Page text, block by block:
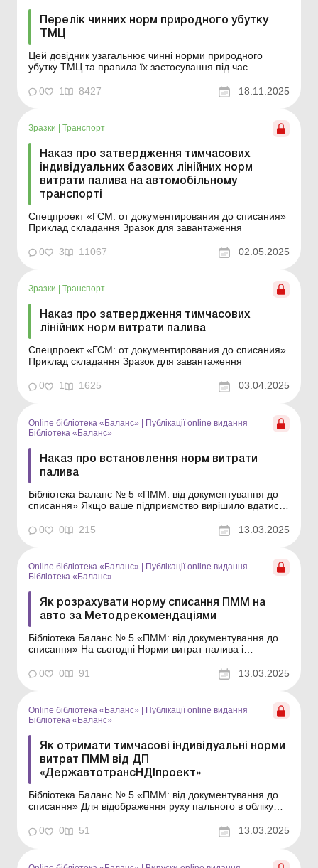
Перелік чинних норм природного убутку
ТМЦ
Цей довідник узагальнює чинні норми природного
убутку ТМЦ та правила їх застосування під час
Природний убуток товарно-матеріальних цінностей
(ТМЦ) – це зменшення їх кількості (маси), що
...
0 1 8427 18.11.2025
Зразки Транспорт
Наказ про затвердження тимчасових
індивідуальних базових лінійних норм
витрати палива на автомобільному
транспорті
Спецпроект «ГСМ: от документирования до списания»
Приклад складання Зразок для завантаження
0 3 11067 02.05.2025
Зразки Транспорт
Наказ про затвердження тимчасових
лінійних норм витрати палива
Спецпроект «ГСМ: от документирования до списания»
Приклад складання Зразок для завантаження
0 1 1625 03.04.2025
Online бібліотека «Баланс» | Публікації online видання
Бібліотека «Баланс»
Наказ про встановлення норм витрати
палива
Бібліотека Баланс № 5 «ПММ: від документування до
списання» Якщо ваше підприємство вирішило вдатися
доцільно це робити, постараємося спростити для вас
0 0 215 13.03.2025
Online бібліотека «Баланс»
Публікації online видання
Бібліотека «Баланс»
Як розрахувати норму списання ПММ на
авто за Методрекомендаціями
Бібліотека Баланс № 5 «ПММ: від документування до
списання» На сьогодні Норми витрат палива і
затверджені наказом Мінтрансу від 10.02.1998 № 43
(далі – Норми № 43), не діють. Їх скасували з
0 0 91 13.03.2025
Online бібліотека «Баланс»
Публікації online видання
Бібліотека «Баланс»
Як отримати тимчасові індивідуальні норми
витрат ПММ від ДП
«ДержавтотрансНДІпроект»
Бібліотека Баланс № 5 «ПММ: від документування до
списання» Для відображення руху пального в обліку
списання палива. Однак у деяких випадках
підприємству не обійтися без розроблення тимчасових
0 0 51 13.03.2025